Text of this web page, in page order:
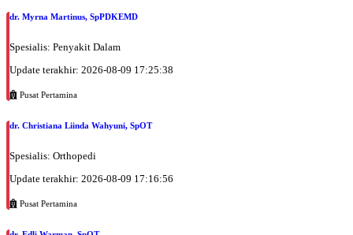
dr. Myrna Martinus, SpPDKEMD
Spesialis: Penyakit Dalam
Update terakhir: 2026-08-09 17:25:38
Pusat Pertamina
dr. Christiana Liinda Wahyuni, SpOT
Spesialis: Orthopedi
Update terakhir: 2026-08-09 17:16:56
Pusat Pertamina